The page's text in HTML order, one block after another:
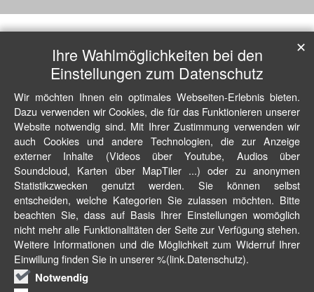
Ihre Wahlmöglichkeiten bei den
Einstellungen zum Datenschutz
Wir möchten Ihnen ein optimales Webseiten-Erlebnis bieten.
Dazu verwenden wir Cookies, die für das Funktionieren unserer
Website notwendig sind. Mit Ihrer Zustimmung verwenden wir
auch Cookies und andere Technologien, die zur Anzeige
externer Inhalte (Videos über Youtube, Audios über
Soundcloud, Karten über MapTiler ...) oder zu anonymen
Statistikzwecken genutzt werden. Sie können selbst
entscheiden, welche Kategorien Sie zulassen möchten. Bitte
beachten Sie, dass auf Basis Ihrer Einstellungen womöglich
nicht mehr alle Funktionalitäten der Seite zur Verfügung stehen.
Weitere Informationen und die Möglichkeit zum Widerruf Ihrer
Einwillung finden Sie in unserer %(link.Datenschutz).
Notwendig
✕